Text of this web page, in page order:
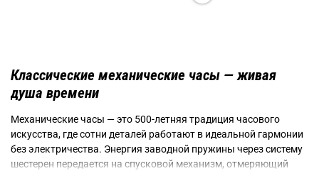
Классические механические часы — живая
душа времени
Механические часы — это 500-летняя традиция часового
искусства, где сотни деталей работают в идеальной гармонии
без электричества. Энергия заводной пружины через систему
шестерен передается на спусковой механизм, отмеряющий